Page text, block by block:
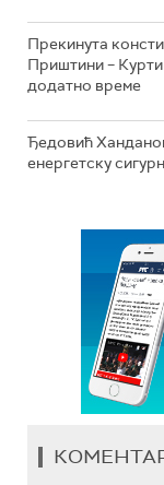
Прекинута
Приштини –
додатно време
Ђедовић
енергетску